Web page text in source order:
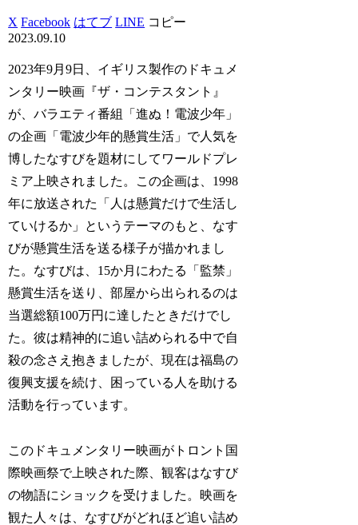
X Facebook はてブ LINE コピー
2023.09.10
2023年9月9日、イギリス製作のドキュメ
ンタリー映画『ザ・コンテスタント』
が、バラエティ番組「進ぬ！電波少年」
の企画「電波少年的懸賞生活」で人気を
博したなすびを題材にしてワールドプレ
ミア上映されました。この企画は、1998
年に放送された「人は懸賞だけで生活し
ていけるか」というテーマのもと、なす
びが懸賞生活を送る様子が描かれまし
た。なすびは、15か月にわたる「監禁」
懸賞生活を送り、部屋から出られるのは
当選総額100万円に達したときだけでし
た。彼は精神的に追い詰められる中で自
殺の念さえ抱きましたが、現在は福島の
復興支援を続け、困っている人を助ける
活動を行っています。
このドキュメンタリー映画がトロント国
際映画祭で上映された際、観客はなすび
の物語にショックを受けました。映画を
観た人々は、なすびがどれほど追い詰め